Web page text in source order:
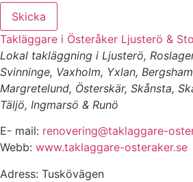
Skicka
Takläggare i Österåker Ljusterö &
Lokal takläggning i Ljusterö,
Svinninge, Vaxholm, Yxlan,
Margretelund, Österskär, Skånsta,
Täljö, Ingmarsö & Runö
E- mail: renovering@taklaggare-
Webb: www.taklaggare-osteraker.se
Adress: Tuskövägen